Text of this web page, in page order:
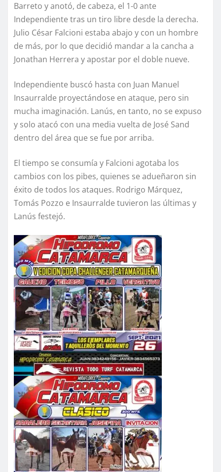
Barreto y anotó, de cabeza, el 1-0 ante
Independiente tras un tiro libre desde la derecha.
Julio César Falcioni estaba abajo y con un hombre
de más, por lo que decidió mandar a la cancha a
Jonathan Herrera y apostar por el doble nueve.
Independiente buscó hasta con Juan Manuel
Insaurralde proyectándose en ataque, pero sin
mucha imaginación. Lanús, en tanto, no se expuso
y solo atacó con una media vuelta de José Sand
dentro del área que se fue por arriba.
El tiempo se consumía y Falcioni agotaba los
cambios con los pibes, quienes se adueñaron sin
éxito de todos los ataques. Rodrigo Márquez,
Tomás Pozzo e Insaurralde tuvieron las últimas y
Lanús festejó.